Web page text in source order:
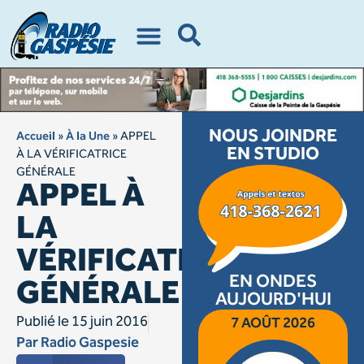
Accueil »À la Une»APPEL
À LA VÉRIFICATRICE
GÉNÉRALE
APPEL À
LA
VÉRIFICATRICE
GÉNÉRALE
Publié le15 juin 2016
ParRadio Gaspesie
NOUS JOINDRE
EN STUDIO
EN ONDES
AUJOURD'HUI
7 AOÛT 2026